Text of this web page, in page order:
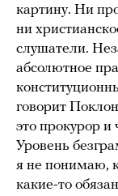
картину. Ни
ни
слушатели.
абсолютное
говорит
это прокурор и
Уровень
я не понимаю,
какие-то